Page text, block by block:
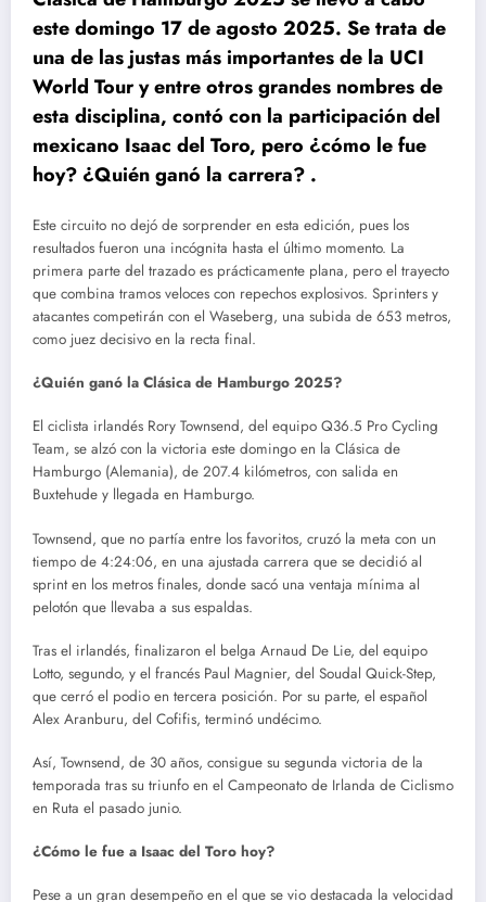
este domingo 17 de agosto 2025. Se trata de
una de las justas más importantes de la UCI
World Tour y entre otros grandes nombres de
esta disciplina, contó con la participación del
mexicano Isaac del Toro, pero ¿cómo le fue
hoy? ¿Quién ganó la carrera? .
Este circuito no dejó de sorprender en esta edición, pues los
resultados fueron una incógnita hasta el último momento. La
primera parte del trazado es prácticamente plana, pero el trayecto
que combina tramos veloces con repechos explosivos. Sprinters y
atacantes competirán con el Waseberg, una subida de 653 metros,
como juez decisivo en la recta final.
¿Quién ganó la Clásica de Hamburgo 2025?
El ciclista irlandés Rory Townsend, del equipo Q36.5 Pro Cycling
Team, se alzó con la victoria este domingo en la Clásica de
Hamburgo (Alemania), de 207.4 kilómetros, con salida en
Buxtehude y llegada en Hamburgo.
Townsend, que no partía entre los favoritos, cruzó la meta con un
tiempo de 4:24:06, en una ajustada carrera que se decidió al
sprint en los metros finales, donde sacó una ventaja mínima al
pelotón que llevaba a sus espaldas.
Tras el irlandés, finalizaron el belga Arnaud De Lie, del equipo
Lotto, segundo, y el francés Paul Magnier, del Soudal Quick-Step,
que cerró el podio en tercera posición. Por su parte, el español
Alex Aranburu, del Cofifis, terminó undécimo.
Así, Townsend, de 30 años, consigue su segunda victoria de la
temporada tras su triunfo en el Campeonato de Irlanda de Ciclismo
en Ruta el pasado junio.
¿Cómo le fue a Isaac del Toro hoy?
Pese a un gran desempeño en el que se vio destacada la velocidad